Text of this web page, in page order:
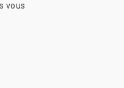
vous